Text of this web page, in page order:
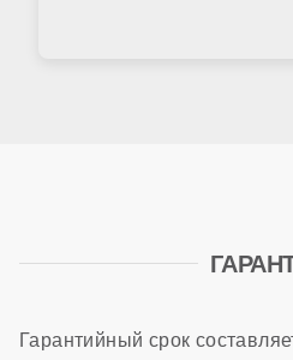
Гарантийный срок